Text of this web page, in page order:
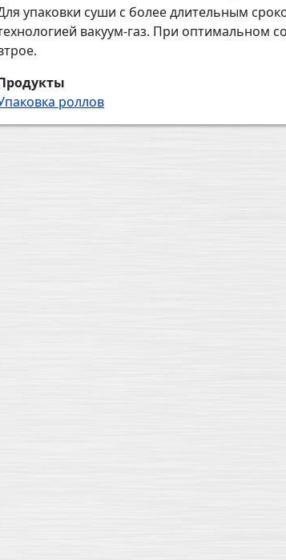
упаковки суши с более длительным
вакуум-газ. При оптимальном
роллов